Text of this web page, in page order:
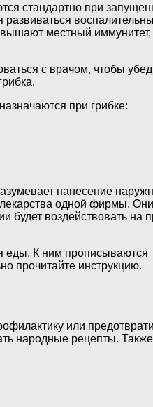
стандартно при
местный иммунитет,
с врачом, чтобы
при грибке:
нанесение
лекарства одной фирмы.
будет воздействовать на
еды. К ним прописываются
прочитайте инструкцию.
или
народные рецепты.